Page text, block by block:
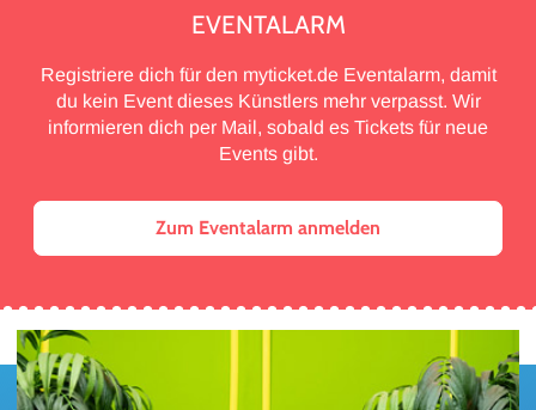
EVENTALARM
Registriere dich für den myticket.de Eventalarm, damit
du kein Event dieses Künstlers mehr verpasst. Wir
informieren dich per Mail, sobald es Tickets für neue
Events gibt.
Zum Eventalarm anmelden